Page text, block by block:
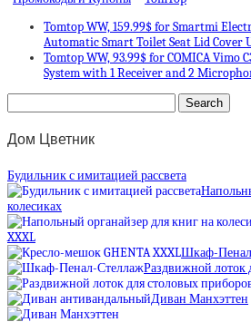
Tomtop WW, 159.99$ for Smartmi
Automatic Smart Toilet Seat Lid Cover
Tomtop WW, 93.99$ for COMICA Vimo
System with 1 Receiver and 2
Дом Цветник
Будильник с имитацией рассвета
колесиках
XXXL
Шкаф-
Раздвижной лоток
Диван Манхэттен